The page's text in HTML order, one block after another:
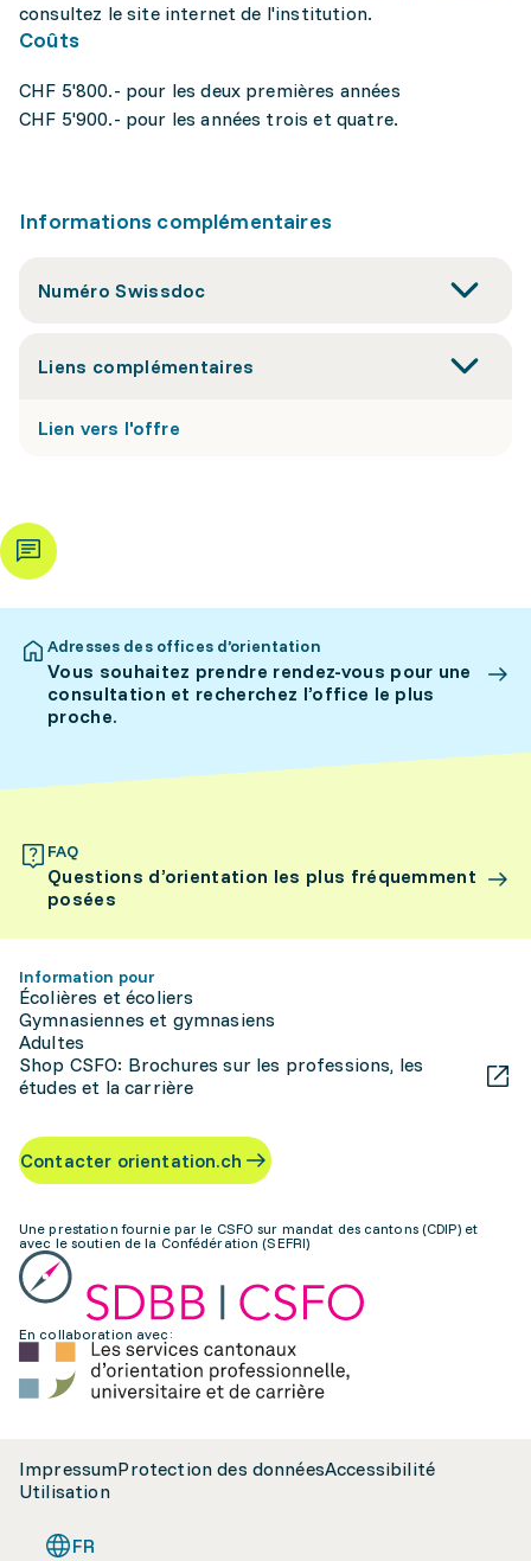
consultez le site internet de l'institution.
Coûts
CHF 5'800.- pour les deux premières années
CHF 5'900.- pour les années trois et quatre.
Informations complémentaires
Numéro Swissdoc
Liens complémentaires
Lien vers l'offre
Adresses des offices d’orientation
Vous souhaitez prendre rendez-vous pour une
consultation et recherchez l’office le plus
proche.
FAQ
Questions d’orientation les plus fréquemment
posées
Information pour
Écolières et écoliers
Gymnasiennes et gymnasiens
Adultes
Shop CSFO: Brochures sur les professions, les
études et la carrière
Contacter orientation.ch
Une prestation fournie par le CSFO sur mandat des cantons (CDIP) et
avec le soutien de la Confédération (SEFRI)
En collaboration avec:
ImpressumProtection des donnéesAccessibilité
Utilisation
FR